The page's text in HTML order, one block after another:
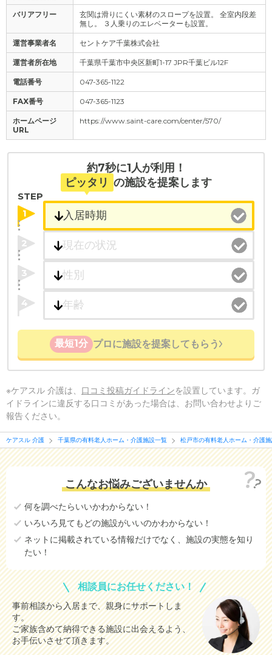
バリアフリー
玄関は滑りにくい素材のスロープを設置。 全室内段差
無し。 ３人乗りのエレベーターも設置。
運営事業者名 セントケア千葉株式会社
運営者所在地 千葉県千葉市中央区新町1-17 JPR千葉ビル12F
電話番号 047-365-1122
FAX番号 047-365-1123
ホームページ
URL
https://www.saint-care.com/center/570/
約7秒に1人が利用！
ピッタリ の施設を提案します
STEP
1
2
3
4
最短1分 プロに施設を提案してもらう
※ケアスル 介護は、 口コミ投稿ガイドラインを設置しています。ガ
イドラインに違反する口コミがあった場合は、お問い合わせよりご
報告ください。
ケアスル 介護 千葉県の有料老人ホーム・介護施設一覧 松戸市の有料老人ホーム・介護
こんなお悩みございませんか
何を調べたらいいかわからない！
いろいろ見てもどの施設がいいのかわからない！
ネットに掲載されている情報だけでなく、施設の実態を知り
たい！
相談員にお任せください！
事前相談から入居まで、親身にサポートしま
す。
ご家族含めて納得できる施設に出会えるよう、
お手伝いさせて頂きます。